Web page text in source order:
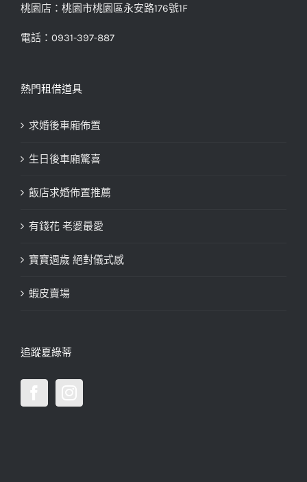
桃園店：桃園市桃園區永安路176號1F
電話：0931-397-887
熱門租借道具
求婚後車廂佈置
生日後車廂驚喜
飯店求婚佈置推薦
有錢花 老婆最愛
寶寶週歲 絕對儀式感
蝦皮賣場
追蹤夏綠蒂